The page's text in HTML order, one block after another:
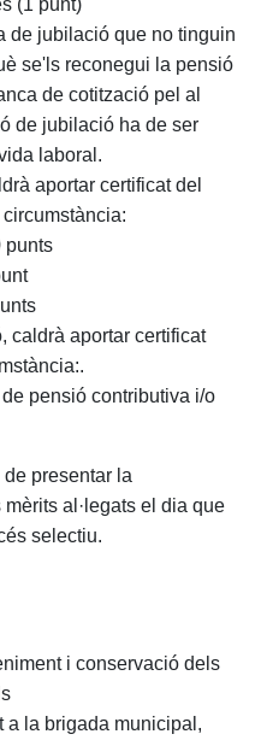
(1 punt)
de jubilació que no tinguin
se'ls reconegui la pensió
de cotització pel al
de jubilació ha de ser
laboral.
aportar certificat del
punts
caldrà aportar certificat
pensió contributiva i/o
presentar la
al·legats el dia que
selectiu.
i conservació dels
a la brigada municipal,